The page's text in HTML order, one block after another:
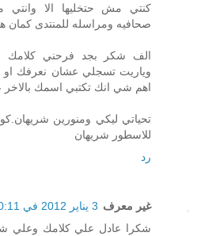
كنتي مش حتخليها الا وانتي
صحافيه ومراسله للمنتدى كمان
الف شكر بجد فرحني كلامك
وياريت تسجلي عشان نعرفك
اهم شي انك تكتبي اسمك
تحياتي ليكي ومنورين
للاسطور شريهان
رد
غير معرف 3 يناير 2012 في 10:11 م
شكرا عادل علي كلامك وعلي